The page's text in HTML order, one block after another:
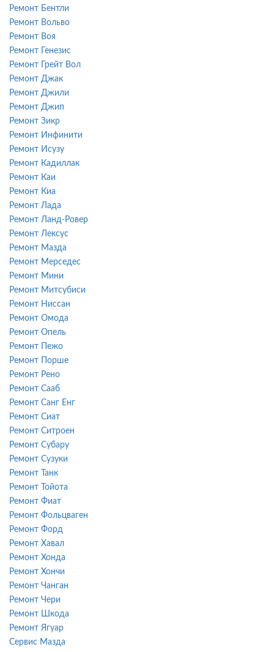
Ремонт Бентли
Ремонт Вольво
Ремонт Воя
Ремонт Генезис
Ремонт Грейт Вол
Ремонт Джак
Ремонт Джили
Ремонт Джип
Ремонт Зикр
Ремонт Инфинити
Ремонт Исузу
Ремонт Кадиллак
Ремонт Каи
Ремонт Киа
Ремонт Лада
Ремонт Ланд-Ровер
Ремонт Лексус
Ремонт Мазда
Ремонт Мерседес
Ремонт Мини
Ремонт Митсубиси
Ремонт Ниссан
Ремонт Омода
Ремонт Опель
Ремонт Пежо
Ремонт Порше
Ремонт Рено
Ремонт Сааб
Ремонт Санг Енг
Ремонт Сиат
Ремонт Ситроен
Ремонт Субару
Ремонт Сузуки
Ремонт Танк
Ремонт Тойота
Ремонт Фиат
Ремонт Фольцваген
Ремонт Форд
Ремонт Хавал
Ремонт Хонда
Ремонт Хончи
Ремонт Чанган
Ремонт Чери
Ремонт Шкода
Ремонт Ягуар
Сервис Мазда